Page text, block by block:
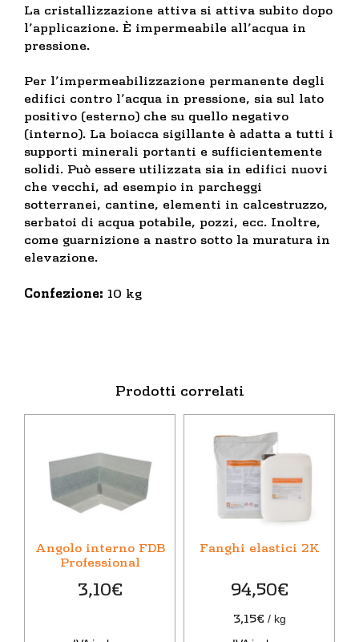
La cristallizzazione attiva si attiva subito dopo
l’applicazione. È impermeabile all’acqua in
pressione.
Per l’impermeabilizzazione permanente degli
edifici contro l’acqua in pressione, sia sul lato
positivo (esterno) che su quello negativo
(interno). La boiacca sigillante è adatta a tutti i
supporti minerali portanti e sufficientemente
solidi. Può essere utilizzata sia in edifici nuovi
che vecchi, ad esempio in parcheggi
sotterranei, cantine, elementi in calcestruzzo,
serbatoi di acqua potabile, pozzi, ecc. Inoltre,
come guarnizione a nastro sotto la muratura in
elevazione.
Confezione: 10 kg
Prodotti correlati
Angolo interno FDB
Professional
3,10€
Fanghi elastici 2K
94,50€
3,15€ / kg